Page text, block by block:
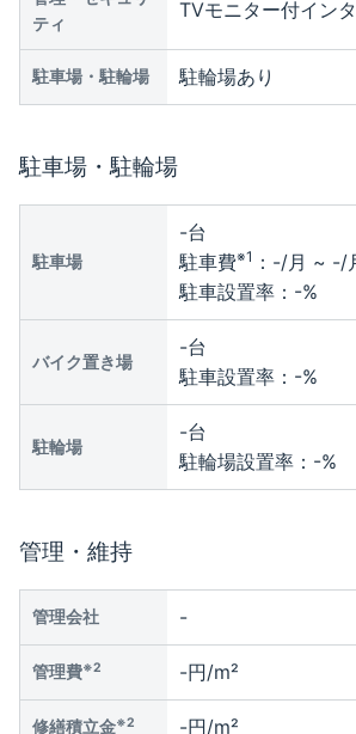
ティ
TVモニター付イン
駐車場・駐輪場 駐輪場あり
駐車場・駐輪場
駐車場
-台
駐車費※1 ： -/月 ~ -/
駐車設置率： -%
バイク置き場
-台
駐車設置率： -%
駐輪場
-台
駐輪場設置率： -%
管理・維持
管理会社 -
管理費※2 -円/m²
修繕積立金※2 -円/m²